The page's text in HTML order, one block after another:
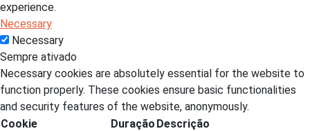
experience.
Necessary
Necessary
Sempre ativado
Necessary cookies are absolutely essential for the website to
function properly. These cookies ensure basic functionalities
and security features of the website, anonymously.
Cookie
Duração Descrição